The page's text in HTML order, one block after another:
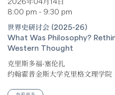
8:00 pm - 9:30 pm
What Was Philosophy?
Western Thought
约翰霍普金斯大学克里格文理学院
查看更多